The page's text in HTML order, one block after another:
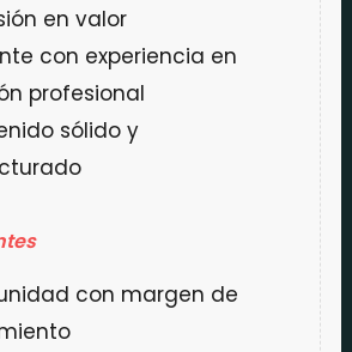
en valor
con experiencia en
profesional
sólido y
con margen de